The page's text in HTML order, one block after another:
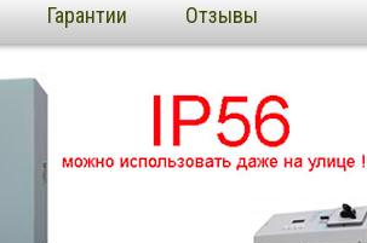
Гарантии Отзывы